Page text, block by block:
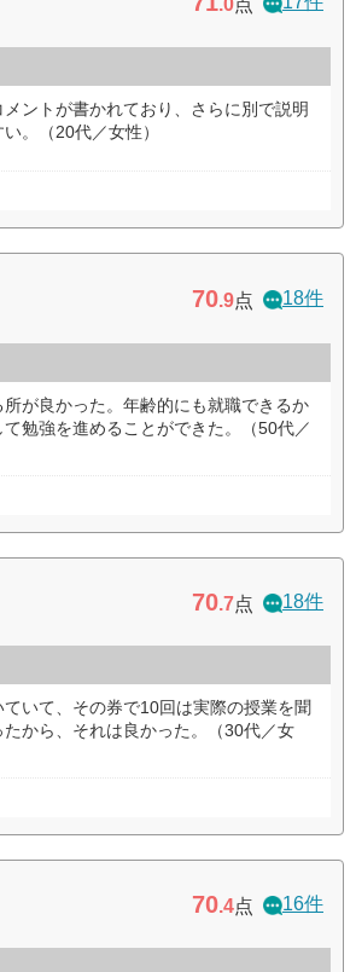
ントが書かれており、さらに別で説明
。（20代／女性）
70.9点 18件
が良かった。年齢的にも就職できるか
勉強を進めることができた。（50代／
70.7点 18件
いて、その券で10回は実際の授業を聞
から、それは良かった。（30代／女
70.4点 16件